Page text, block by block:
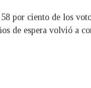
por ciento de los
de espera volvió a